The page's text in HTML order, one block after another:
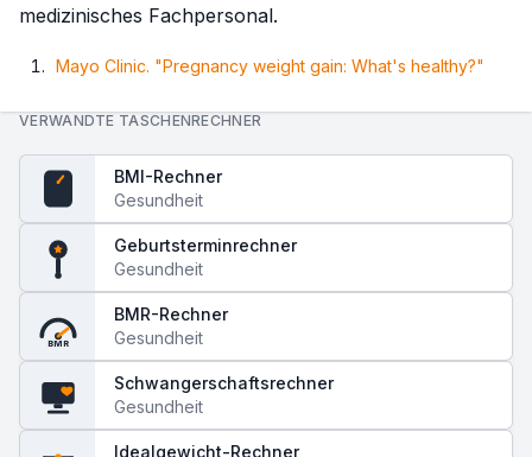
medizinisches Fachpersonal.
Mayo Clinic. "Pregnancy weight gain: What's healthy?"
VERWANDTE TASCHENRECHNER
BMI-Rechner
Gesundheit
Geburtsterminrechner
Gesundheit
BMR
BMR-Rechner
Gesundheit
Schwangerschaftsrechner
Gesundheit
Idealgewicht-Rechner